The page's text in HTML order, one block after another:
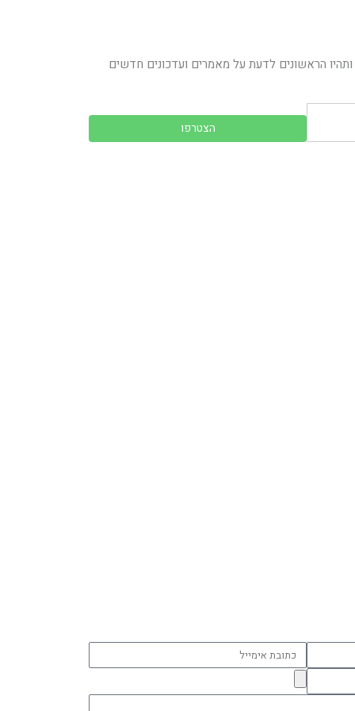
הראשונים לדעת על מאמרים ועדכונים חדשים
כתובת
אימייל